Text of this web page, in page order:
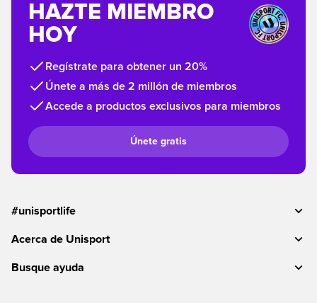
HAZTE MIEMBRO
HOY
Regístrate para obtener un 20%
Únete a más de 2 millón de miembros
Accede a productos exclusivos para miembros
Únete gratis
#unisportlife
Acerca de Unisport
Busque ayuda